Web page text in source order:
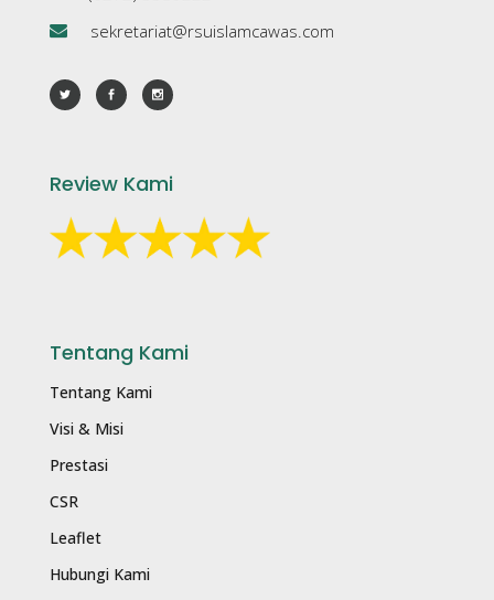
sekretariat@rsuislamcawas.com
Review Kami
Tentang Kami
Tentang Kami
Visi & Misi
Prestasi
CSR
Leaflet
Hubungi Kami